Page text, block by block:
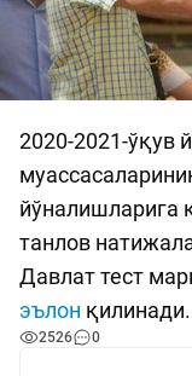
2020-2021-ўқув
йўналишларига
танлов
Давлат тест
эълон қилинади.
2526 0